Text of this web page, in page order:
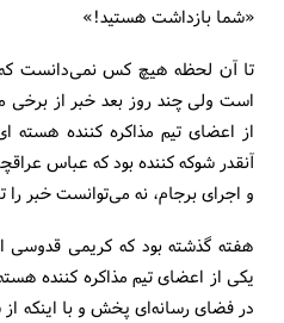
«شما بازداشت هستید!»
تا آن لحظه هیچ کس نمی‌دانست
است ولی چند روز بعد خبر از برخی
از اعضای تیم مذاکره کننده
آنقدر شوکه کننده بود که عباس
و اجرای برجام، نه می‌توانست خبر را
هفته گذشته بود که کریمی قدوسی
یکی از اعضای تیم مذاکره کننده
در فضای رسانه‌ای پخش و با اینکه